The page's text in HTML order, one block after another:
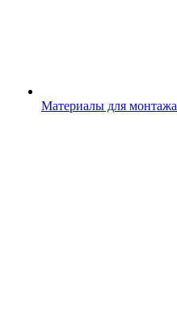
Материалы для монтажа